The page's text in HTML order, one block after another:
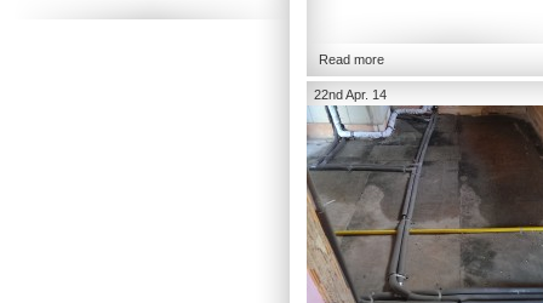
Read more
22nd Apr. 14